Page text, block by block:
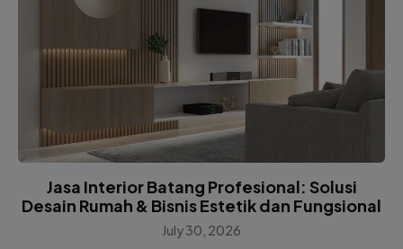
Jasa Interior Batang Profesional: Solusi
Desain Rumah & Bisnis Estetik dan Fungsional
July 30, 2026